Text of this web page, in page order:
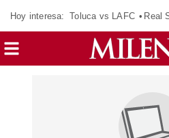
Hoy interesa: Toluca vs LAFC Real